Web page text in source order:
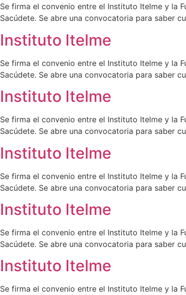
Se firma el convenio entre el Instituto Itelme y la
Sacúdete. Se abre una convocatoria para saber
Instituto Itelme
Se firma el convenio entre el Instituto Itelme y la
Sacúdete. Se abre una convocatoria para saber
Instituto Itelme
Se firma el convenio entre el Instituto Itelme y la
Sacúdete. Se abre una convocatoria para saber
Instituto Itelme
Se firma el convenio entre el Instituto Itelme y la
Sacúdete. Se abre una convocatoria para saber
Instituto Itelme
Se firma el convenio entre el Instituto Itelme y la
Sacúdete. Se abre una convocatoria para saber
Instituto Itelme
Se firma el convenio entre el Instituto Itelme y la